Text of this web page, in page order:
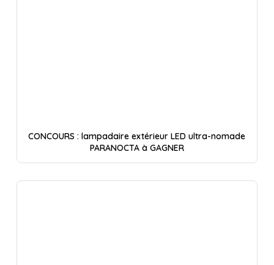
CONCOURS : lampadaire extérieur LED ultra-nomade
PARANOCTA à GAGNER